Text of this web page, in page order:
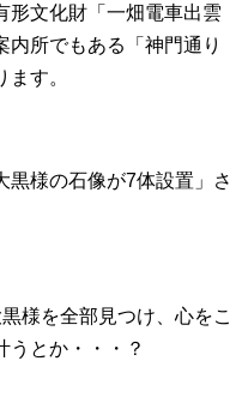
形文化財「一畑電車出雲
内所でもある「神門通り
す。
黒様の石像が7体設置」さ
様を全部見つけ、心をこ
うとか・・・？